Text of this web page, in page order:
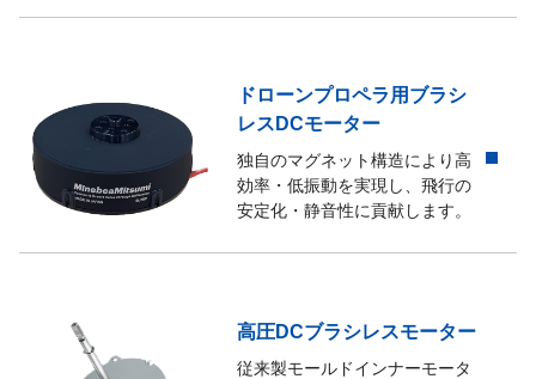
ドローンプロペラ用ブラシ
レスDCモーター
独自のマグネット構造により高
効率・低振動を実現し、飛行の
安定化・静音性に貢献します。
高圧DCブラシレスモーター
従来製モールドインナーモータ